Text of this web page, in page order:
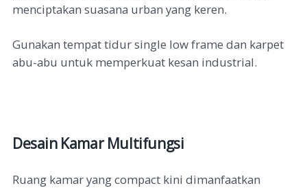
menciptakan suasana urban yang keren.
Gunakan tempat tidur single low frame dan karpet
abu-abu untuk memperkuat kesan industrial.
Desain Kamar Multifungsi
Ruang kamar yang compact kini dimanfaatkan